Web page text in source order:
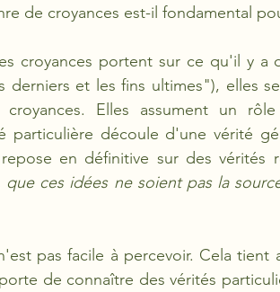
de croyances est-il fondamental
croyances portent sur ce qu'il y a
derniers et les fins ultimes"), elles
Elles assument un
particulière découle d'une vérité
en définitive sur des vérités
que ces idées ne soient pas la
pas facile à percevoir. Cela tient
de connaître des vérités